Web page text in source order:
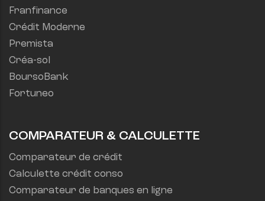
Franfinance
Crédit Moderne
Premista
Créa-sol
BoursoBank
Fortuneo
COMPARATEUR & CALCULETTE
Comparateur de crédit
Calculette crédit conso
Comparateur de banques en ligne